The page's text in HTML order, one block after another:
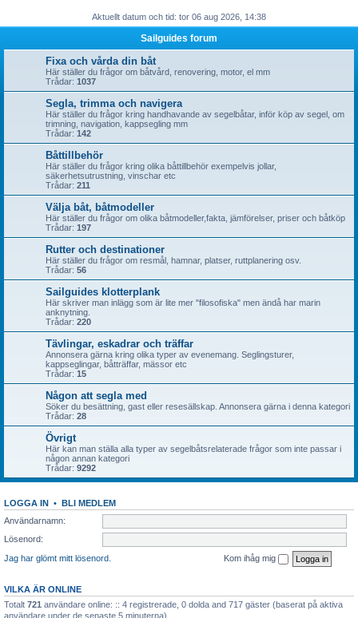
Aktuellt datum och tid: tor 06 aug 2026, 14:38
Sailguides forum
Fixa och vårda din båt
Här ställer du frågor om båtvård, renovering, motor, el mm
Trådar: 1037
Segla, trimma och navigera
Här ställer du frågor kring handhavande av segelbåtar, inför köp av segel, om
trimning, navigation, kappsegling mm
Trådar: 142
Båttillbehör
Här ställer du frågor kring olika båttillbehör exempelvis jollar,
säkerhetsutrustning, vinschar etc
Trådar: 211
Välja båt, båtmodeller
Här ställer du frågor om olika båtmodeller,fakta, jämförelser, priser och båtköp
Trådar: 197
Rutter och destinationer
Här ställer du frågor om resmål, hamnar, platser, ruttplanering osv.
Trådar: 56
Sailguides klotterplank
Här skriver man inlägg som är lite mer "filosofiska" men ändå har marin
anknytning.
Trådar: 220
Tävlingar, eskadrar och träffar
Annonsera gärna kring olika typer av evenemang. Seglingsturer,
kappseglingar, båtträffar, mässor etc
Trådar: 15
Någon att segla med
Söker du besättning, gast eller resesällskap. Annonsera gärna i denna kategori
Trådar: 28
Övrigt
Här kan man ställa alla typer av segelbåtsrelaterade frågor som inte passar i
någon annan kategori
Trådar: 9292
LOGGA IN • BLI MEDLEM
Användarnamn:
Lösenord:
Jag har glömt mitt lösenord.
Kom ihåg mig
VILKA ÄR ONLINE
Totalt 721 användare online: :: 4 registrerade, 0 dolda and 717 gäster (baserat på aktiva
användare under de senaste 5 minuterna)